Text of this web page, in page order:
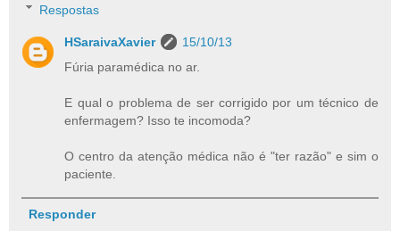
Respostas
HSaraivaXavier
15/10/13
Fúria paramédica no ar.
E qual o problema de ser corrigido por um técnico de
enfermagem? Isso te incomoda?
O centro da atenção médica não é "ter razão" e sim o
paciente.
Responder